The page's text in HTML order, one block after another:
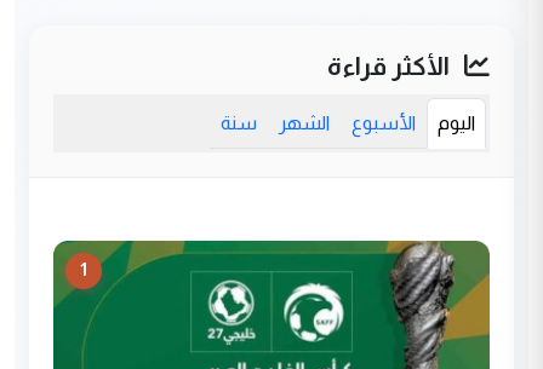
الأكثر قراءة
اليوم الأسبوع الشهر سنة
1